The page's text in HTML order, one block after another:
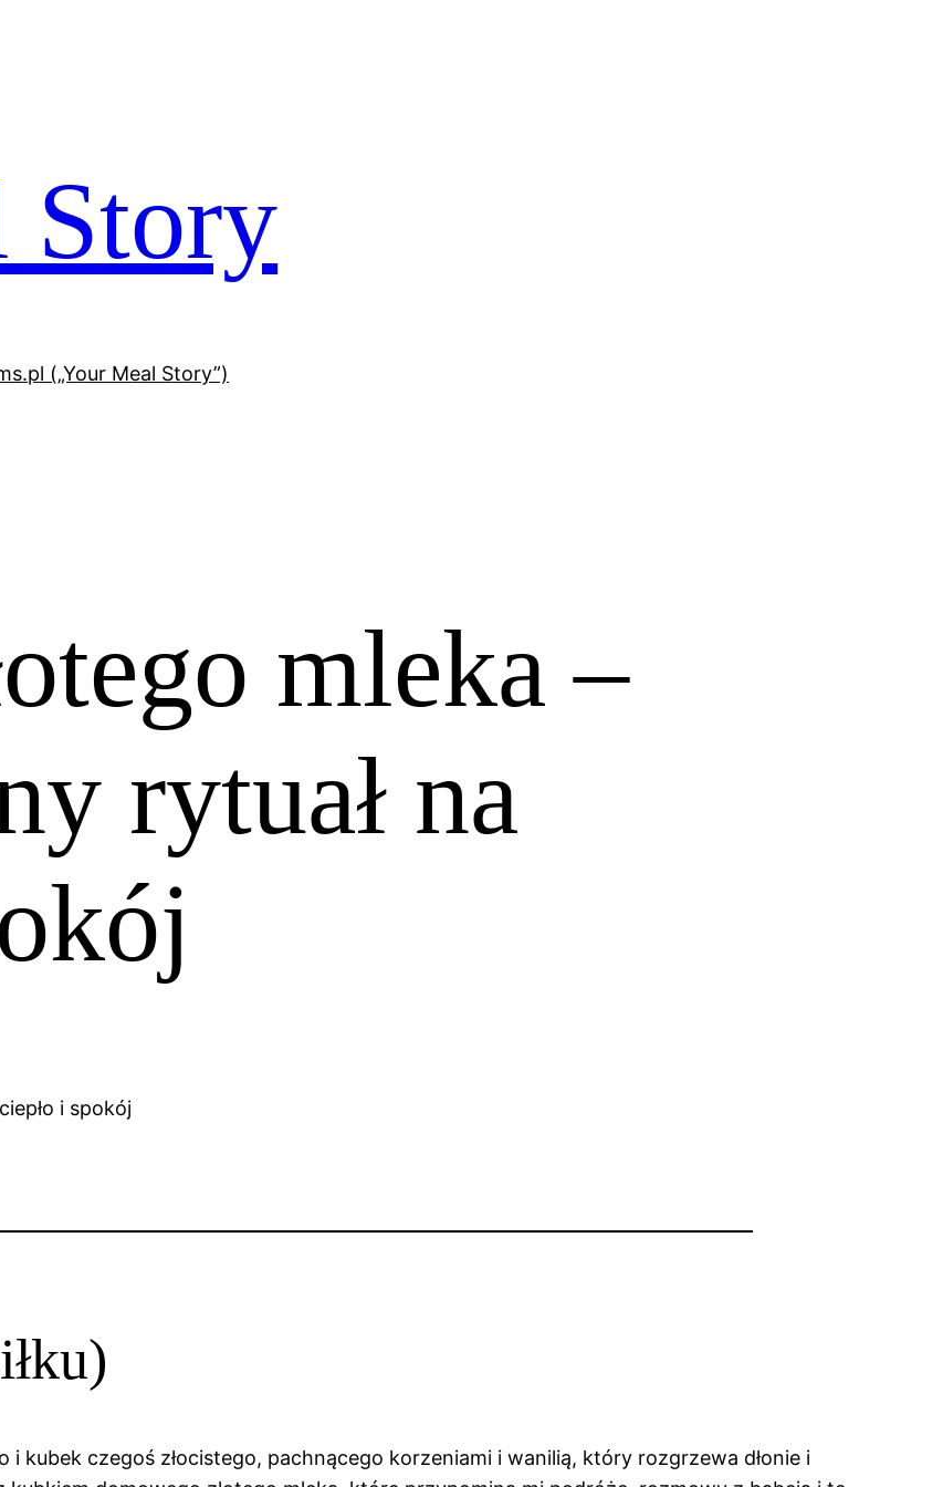
Story
(„Your Meal Story”)
mleka –
rytuał na
i kubek czegoś złocistego, pachnącego korzeniami i wanilią, który rozgrzewa dłonie i